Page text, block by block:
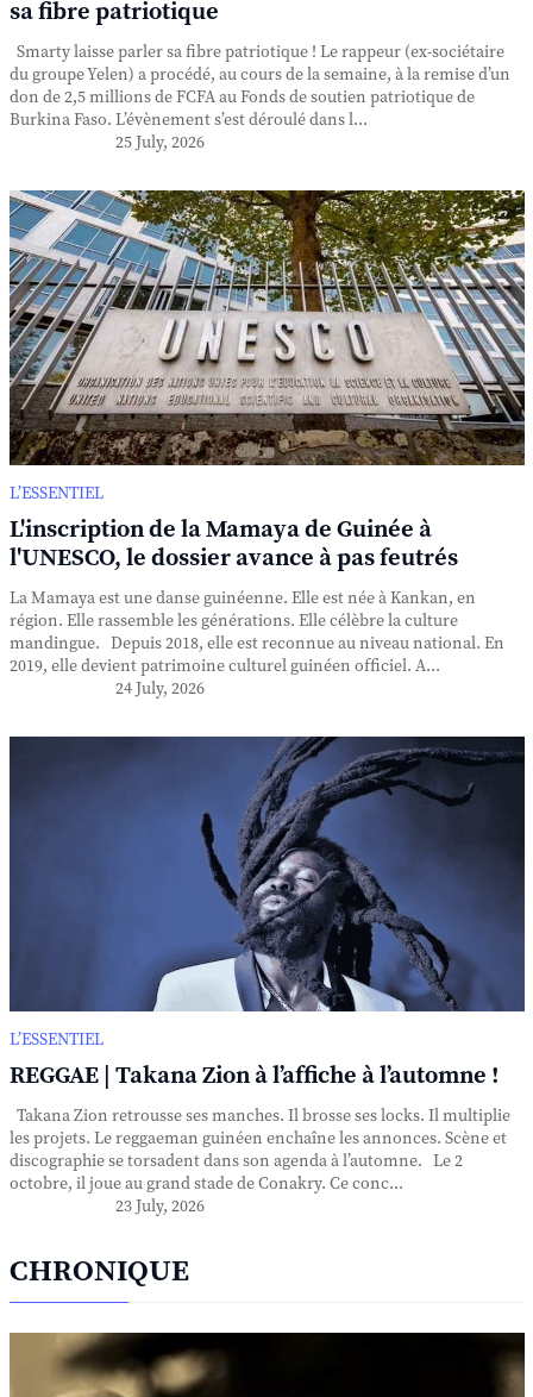
sa fibre patriotique
Smarty laisse parler sa fibre patriotique ! Le rappeur (ex-sociétaire
du groupe Yelen) a procédé, au cours de la semaine, à la remise d’un
don de 2,5 millions de FCFA au Fonds de soutien patriotique de
Burkina Faso. L’évènement s’est déroulé dans l...
25 July, 2026
L’ESSENTIEL
L'inscription de la Mamaya de Guinée à
l'UNESCO, le dossier avance à pas feutrés
La Mamaya est une danse guinéenne. Elle est née à Kankan, en
région. Elle rassemble les générations. Elle célèbre la culture
mandingue. Depuis 2018, elle est reconnue au niveau national. En
2019, elle devient patrimoine culturel guinéen officiel. A...
24 July, 2026
L’ESSENTIEL
REGGAE | Takana Zion à l’affiche à l’automne !
Takana Zion retrousse ses manches. Il brosse ses locks. Il multiplie
les projets. Le reggaeman guinéen enchaîne les annonces. Scène et
discographie se torsadent dans son agenda à l’automne. Le 2
octobre, il joue au grand stade de Conakry. Ce conc...
23 July, 2026
CHRONIQUE